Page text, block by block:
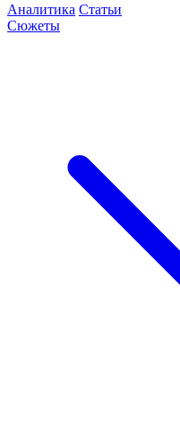
Аналитика Статьи
Сюжеты